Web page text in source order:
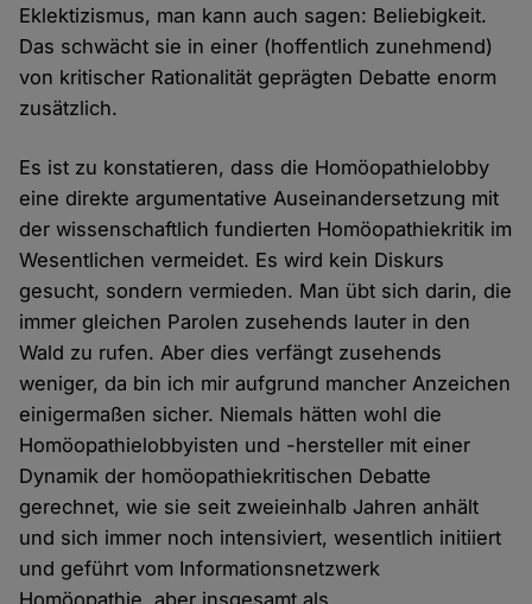
Eklektizismus, man kann auch sagen: Beliebigkeit.
Das schwächt sie in einer (hoffentlich zunehmend)
von kritischer Rationalität geprägten Debatte enorm
zusätzlich.
Es ist zu konstatieren, dass die Homöopathielobby
eine direkte argumentative Auseinandersetzung mit
der wissenschaftlich fundierten Homöopathiekritik im
Wesentlichen vermeidet. Es wird kein Diskurs
gesucht, sondern vermieden. Man übt sich darin, die
immer gleichen Parolen zusehends lauter in den
Wald zu rufen. Aber dies verfängt zusehends
weniger, da bin ich mir aufgrund mancher Anzeichen
einigermaßen sicher. Niemals hätten wohl die
Homöopathielobbyisten und -hersteller mit einer
Dynamik der homöopathiekritischen Debatte
gerechnet, wie sie seit zweieinhalb Jahren anhält
und sich immer noch intensiviert, wesentlich initiiert
und geführt vom Informationsnetzwerk